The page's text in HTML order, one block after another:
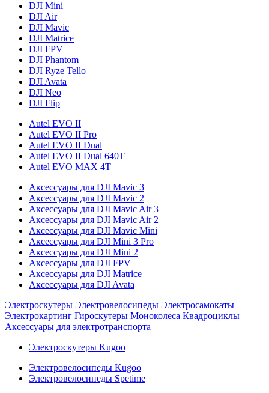
DJI Mini
DJI Air
DJI Mavic
DJI Matrice
DJI FPV
DJI Phantom
DJI Ryze Tello
DJI Avata
DJI Neo
DJI Flip
Autel EVO II
Autel EVO II Pro
Autel EVO II Dual
Autel EVO II Dual 640T
Autel EVO MAX 4T
Аксессуары для DJI Mavic 3
Аксессуары для DJI Mavic 2
Аксессуары для DJI Mavic Air 3
Аксессуары для DJI Mavic Air 2
Аксессуары для DJI Mavic Mini
Аксессуары для DJI Mini 3 Pro
Аксессуары для DJI Mini 2
Аксессуары для DJI FPV
Аксессуары для DJI Matrice
Аксессуары для DJI Avata
Электроскутеры Электровелосипеды Электросамокаты
Электрокартинг Гироскутеры Моноколеса Квадроциклы
Аксессуары для электротранспорта
Электроскутеры Kugoo
Электровелосипеды Kugoo
Электровелосипеды Spetime